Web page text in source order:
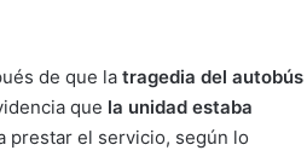
de que la tragedia del autobús
que la unidad estaba
prestar el servicio, según lo